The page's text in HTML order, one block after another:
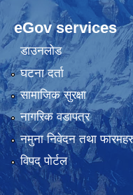
eGov services
डाउनलोड
घटना दर्ता
सामाजिक सुरक्षा
नागरिक वडापत्र
नमुना निवेदन तथा
विपद् पोर्टल